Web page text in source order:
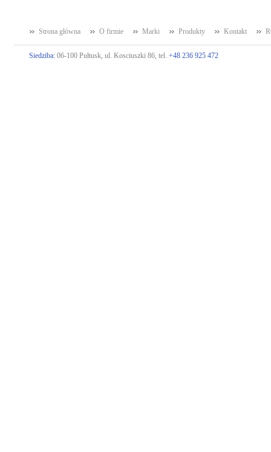
Strona główna O firmie Marki Produkty Kontakt
Siedziba: 06-100 Pułtusk, ul. Kosciuszki 86, tel. +48 236 925 472